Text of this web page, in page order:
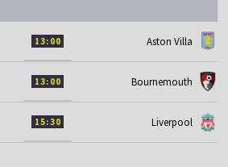
13:00 Aston Villa
13:00 Bournemouth
15:30 Liverpool